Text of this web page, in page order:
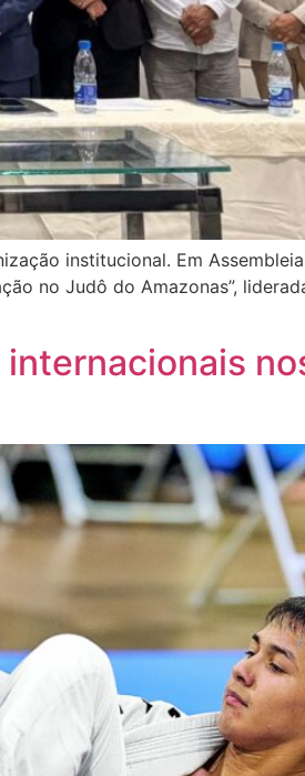
institucional. Em
no Judô do Amazonas”,